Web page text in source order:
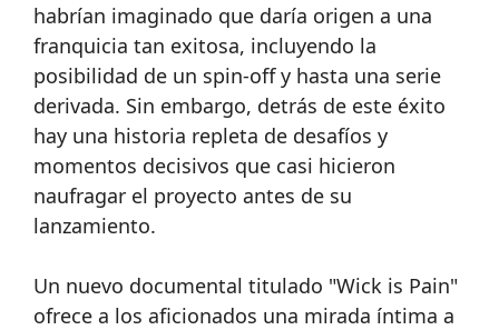
habrían imaginado que daría origen a una
franquicia tan exitosa, incluyendo la
posibilidad de un spin-off y hasta una serie
derivada. Sin embargo, detrás de este éxito
hay una historia repleta de desafíos y
momentos decisivos que casi hicieron
naufragar el proyecto antes de su
lanzamiento.
Un nuevo documental titulado "Wick is Pain"
ofrece a los aficionados una mirada íntima a